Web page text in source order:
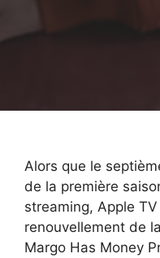
Alors que le
de la première
streaming, Apple
renouvellement de
Margo Has Money